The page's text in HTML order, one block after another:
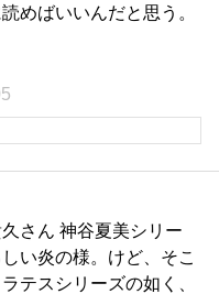
めばいいんだと思う。
さん 神谷夏美シリー
い炎の様。けど、そこ
テスシリーズの如く、